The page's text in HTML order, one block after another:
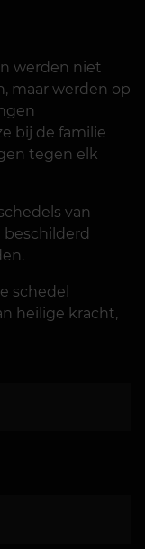
werden niet
maar werden op
bij de familie
tegen elk
van
schedel
heilige kracht,